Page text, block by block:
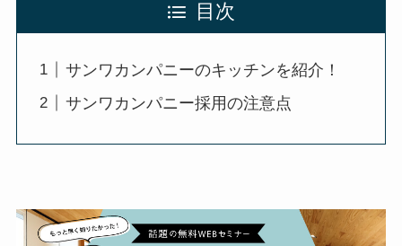
目次
サンワカンパニーのキッチンを紹介！
サンワカンパニー採用の注意点